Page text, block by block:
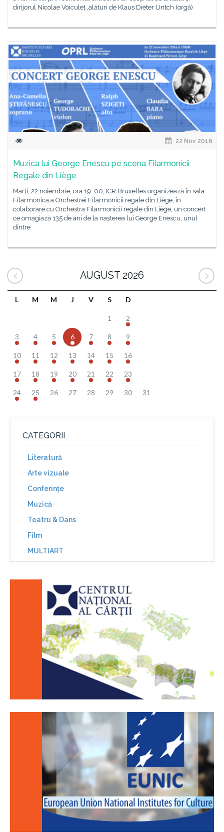
dirijorul Nicolae Voiculeț ,alături de Klaus Dieter Untch (orgă)
22 Nov 2016
Muzica lui George Enescu pe scena Filarmonicii
Regale din Liège
Marți, 22 noiembrie, ora 19. 00, ICR Bruxelles organizează în sala
Filarmonica a Orchestrei Filarmonicii regale din Liège, în
colaborare cu Orchestra Filarmonicii regale din Liège, un concert
ce omagiază 135 de ani de la nașterea lui George Enescu, unul
dintre
AUGUST 2026
L M M J V S D
1 2
3 4 5 6 7 8 9
10 11 12 13 14 15 16
17 18 19 20 21 22 23
24 25 26 27 28 29 30 31
CATEGORII
Literatură
Arte vizuale
Conferinţe
Muzică
Teatru & Dans
Film
MULTIART